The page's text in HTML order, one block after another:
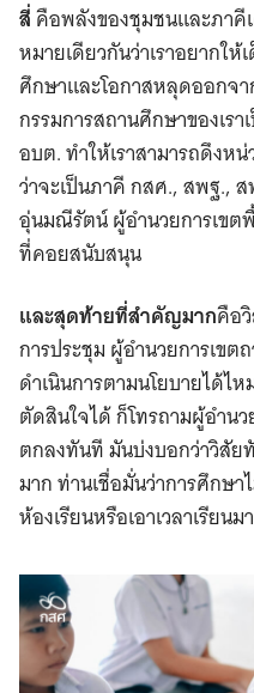
สี่คือพลังของชุมชนและภาคี
หมายเดียวกันว่าเราอยากใ
ศึกษาและโอกาสหลุดออกจ
กรรมการสถานศึกษาของเร
อบต. ทำให้เราสามารถดึงหน่
ว่าจะเป็นภาคี กสศ., สพฐ., ส
อุ่นมณีรัตน์ ผู้อำนวยการเขต
ที่คอยสนับสนุน
และสุดท้ายที่สำคัญมากคือ
การประชุม ผู้อำนวยการเขต
ดำเนินการตามนโยบายได้ไ
ตัดสินใจได้ ก็โทรถามผู้อำนว
ตกลงทันที มันบ่งบอกว่าวิสั
มาก ท่านเชื่อมั่นว่าการศึกษ
ห้องเรียนหรือเอาเวลาเรียน